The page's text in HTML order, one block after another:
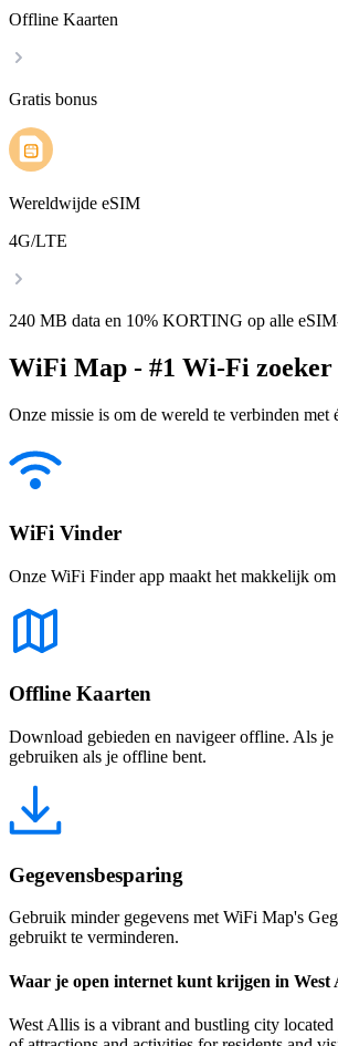
Offline Kaarten
Gratis bonus
Wereldwijde eSIM
4G/LTE
240 MB data en 10% KORTING op alle
WiFi Map - #1 Wi-Fi zoeker
Onze missie is om de wereld te verbinden
WiFi Vinder
Onze WiFi Finder app maakt het makkelijk
Offline Kaarten
Download gebieden en navigeer offline. Als
gebruiken als je offline bent.
Gegevensbesparing
Gebruik minder gegevens met WiFi Map's
gebruikt te verminderen.
Waar je open internet kunt krijgen in West
West Allis is a vibrant and bustling city